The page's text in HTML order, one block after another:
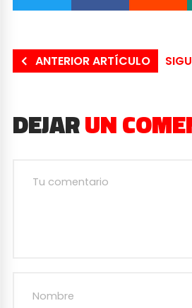
ANTERIOR ARTÍCULO
DEJARUN